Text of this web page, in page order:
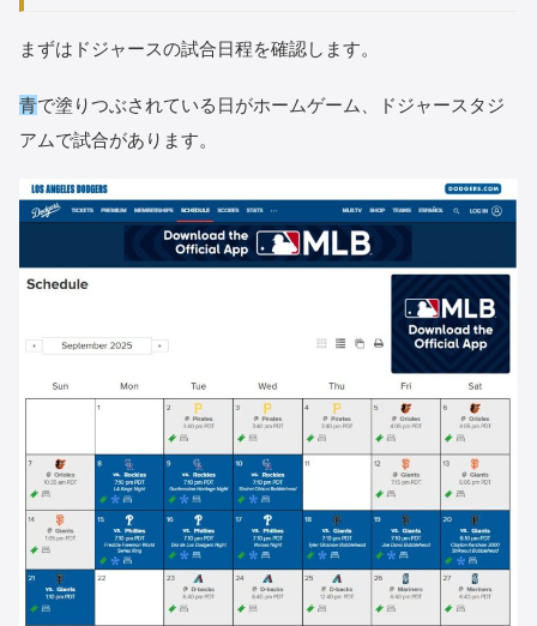
まずはドジャースの試合日程を確認します。
青で塗りつぶされている日がホームゲーム、ドジャースタジ
アムで試合があります。